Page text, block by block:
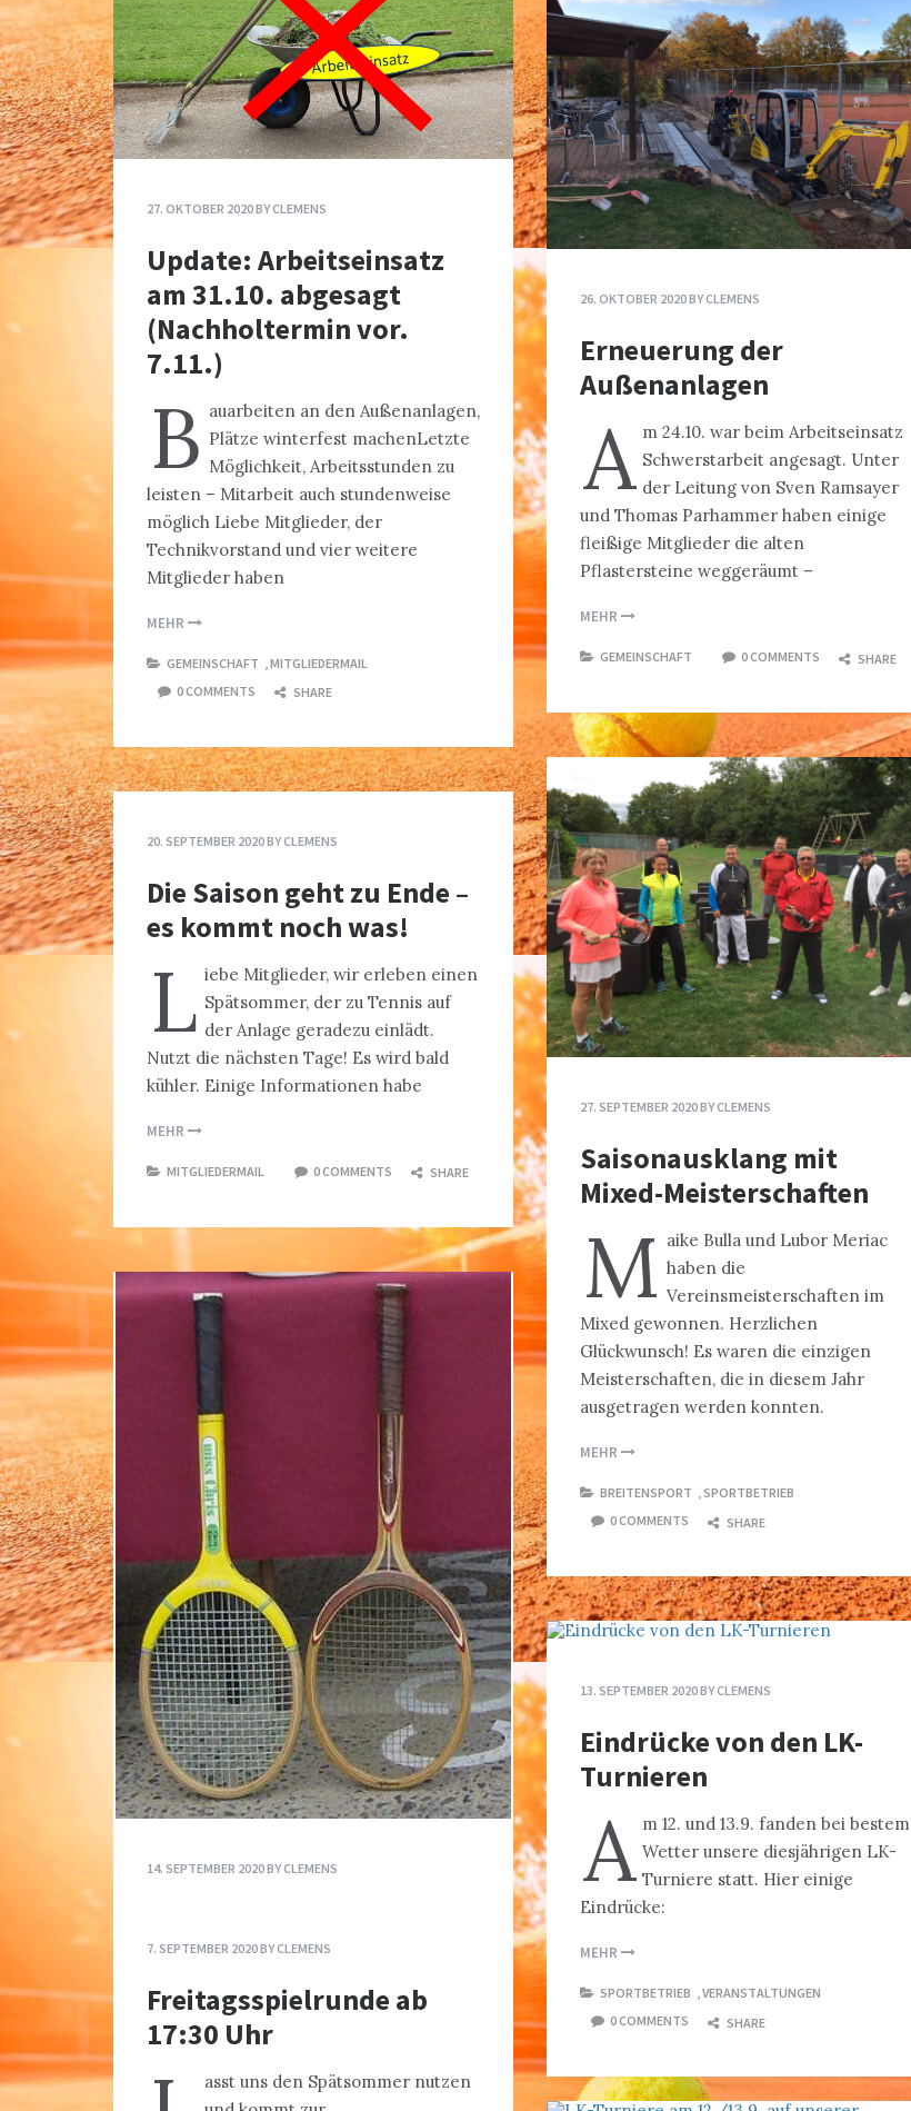
27. OKTOBER 2020BYCLEMENS
Update: Arbeitseinsatz
am 31.10. abgesagt
(Nachholtermin vor.
7.11.)
B auarbeiten an den Außenanlagen,
Plätze winterfest machenLetzte
Möglichkeit, Arbeitsstunden zu
leisten – Mitarbeit auch stundenweise
möglich Liebe Mitglieder, der
Technikvorstand und vier weitere
Mitglieder haben
MEHR
GEMEINSCHAFT
MITGLIEDERMAIL
0 COMMENTS
SHARE
26. OKTOBER 2020BYCLEMENS
Erneuerung der
Außenanlagen
A m 24.10. war beim Arbeitseinsatz
Schwerstarbeit angesagt. Unter
der Leitung von Sven Ramsayer
und Thomas Parhammer haben einige
fleißige Mitglieder die alten
Pflastersteine weggeräumt –
MEHR
GEMEINSCHAFT 0 COMMENTS SHARE
27. SEPTEMBER 2020BYCLEMENS
Saisonausklang mit
Mixed-Meisterschaften
M aike Bulla und Lubor Meriac
haben die
Vereinsmeisterschaften im
Mixed gewonnen. Herzlichen
Glückwunsch! Es waren die einzigen
Meisterschaften, die in diesem Jahr
ausgetragen werden konnten.
MEHR
BREITENSPORT ,SPORTBETRIEB
0 COMMENTS
SHARE
20. SEPTEMBER 2020BYCLEMENS
Die Saison geht zu Ende –
es kommt noch was!
L iebe Mitglieder, wir erleben einen
Spätsommer, der zu Tennis auf
der Anlage geradezu einlädt.
Nutzt die nächsten Tage! Es wird bald
kühler. Einige Informationen habe
MEHR
MITGLIEDERMAIL 0 COMMENTS SHARE
14. SEPTEMBER 2020BYCLEMENS
25.- 27.9.,
Freitagsspielrunde ab 17
Uhr
iebe Mitglieder, bei herrlichem
Sommerwetter fand am Samstag
13. SEPTEMBER 2020BYCLEMENS
Eindrücke von den LK-
Turnieren
A m 12. und 13.9. fanden bei bestem
Wetter unsere diesjährigen LK-
Turniere statt. Hier einige
Eindrücke:
MEHR
SPORTBETRIEB ,VERANSTALTUNGEN
0 COMMENTS
SHARE
7. SEPTEMBER 2020BYCLEMENS
Freitagsspielrunde ab
17:30 Uhr
asst uns den Spätsommer nutzen